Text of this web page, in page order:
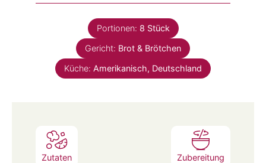
Portionen: 8 Stück
Gericht: Brot & Brötchen
Küche: Amerikanisch, Deutschland
Zutaten Zubereitung